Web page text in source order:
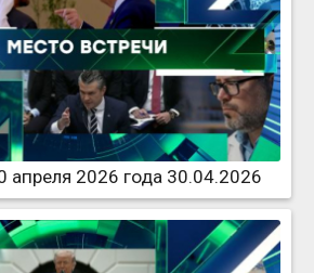
апреля 2026 года 30.04.2026